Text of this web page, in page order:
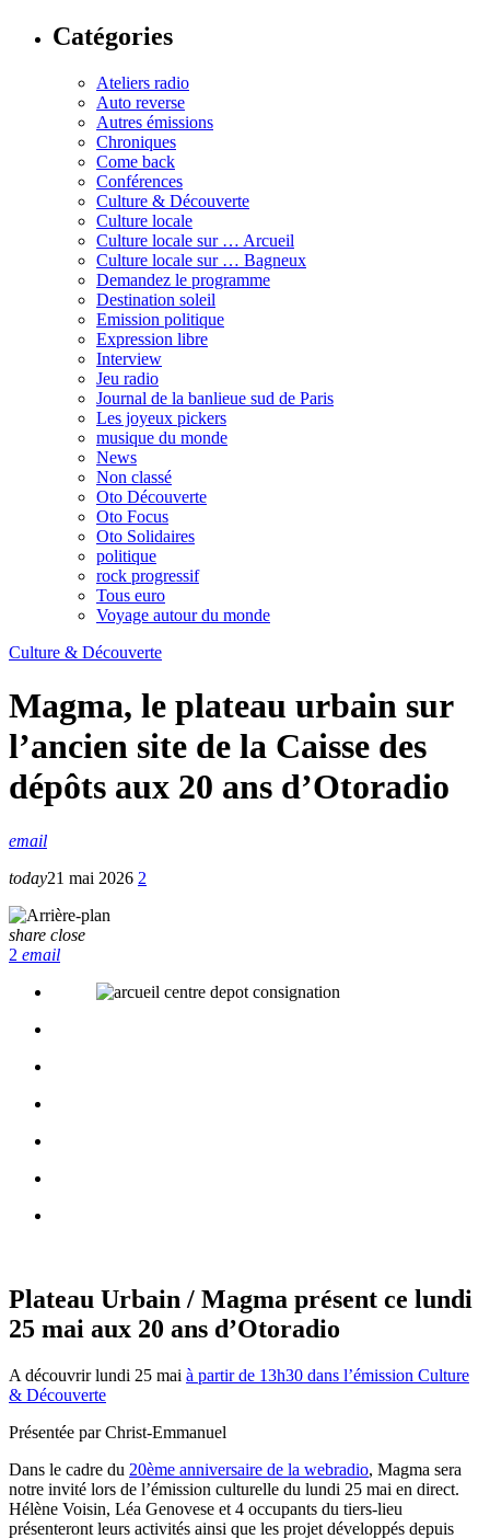
Catégories
Ateliers radio
Auto reverse
Autres émissions
Chroniques
Come back
Conférences
Culture & Découverte
Culture locale
Culture locale sur … Arcueil
Culture locale sur … Bagneux
Demandez le programme
Destination soleil
Emission politique
Expression libre
Interview
Jeu radio
Journal de la banlieue sud de Paris
Les joyeux pickers
musique du monde
News
Non classé
Oto Découverte
Oto Focus
Oto Solidaires
politique
rock progressif
Tous euro
Voyage autour du monde
Culture & Découverte
Magma, le plateau urbain sur
l’ancien site de la Caisse des
dépôts aux 20 ans d’Otoradio
email
today21 mai 2026 2
share close
2 email
Plateau Urbain / Magma présent ce lundi
25 mai aux 20 ans d’Otoradio
A découvrir lundi 25 mai à partir de 13h30 dans l’émission Culture
& Découverte
Présentée par Christ-Emmanuel
Dans le cadre du 20ème anniversaire de la webradio, Magma sera
notre invité lors de l’émission culturelle du lundi 25 mai en direct.
Hélène Voisin, Léa Genovese et 4 occupants du tiers-lieu
présenteront leurs activités ainsi que les projet développés depuis